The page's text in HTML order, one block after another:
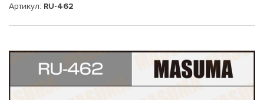
Артикул: RU-462